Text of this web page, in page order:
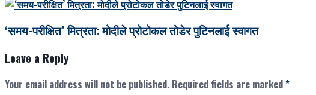
‘समय-परीक्षित’ मित्रता: मोदीले प्रोटोकल तोडेर पुटिनलाई स्वागत
Leave a Reply
Your email address will not be published. Required fields are marked*